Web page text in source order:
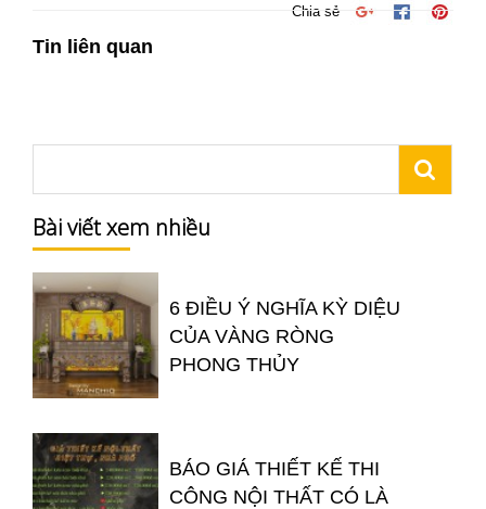
Chia sẻ
Tin liên quan
Bài viết xem nhiều
6 ĐIỀU Ý NGHĨA KỲ DIỆU
CỦA VÀNG RÒNG
PHONG THỦY
BÁO GIÁ THIẾT KẾ THI
CÔNG NỘI THẤT CÓ LÀ